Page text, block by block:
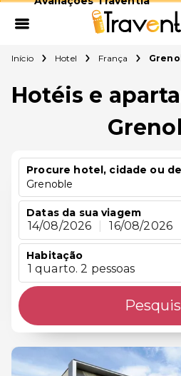
Início Hotel França
Hotéis e
Procure hotel, cidade ou
Grenoble
Datas da sua viagem
14/08/2026 16/08/2026
Habitação
1 quarto. 2 pessoas